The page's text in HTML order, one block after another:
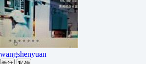
wangshenyuan